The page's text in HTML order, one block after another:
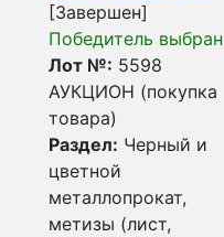
[Завершен]
Победитель выбран
Лот №: 5598
АУКЦИОН (покупка
товара)
Раздел: Черный и
цветной
металлопрокат,
метизы (лист,